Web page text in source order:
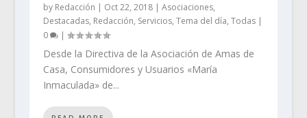
by Redacción | Oct 22, 2018| Asociaciones,
Destacadas, Redacción, Servicios, Tema del día, Todas|
0
|
Desde la Directiva de la Asociación de Amas de
Casa, Consumidores y Usuarios «María
Inmaculada» de...